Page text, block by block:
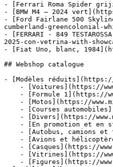
- [Ferrari Roma Spider
- [BMW M4 – 2024
- [Ford Fairlane 500
cumberland-greencolonial-
- [FERRARI - 849
2025-con-vetrina-with-
- [Fiat Uno, blanc,
## Webshop catalogue
- [Modèles réduits](https://